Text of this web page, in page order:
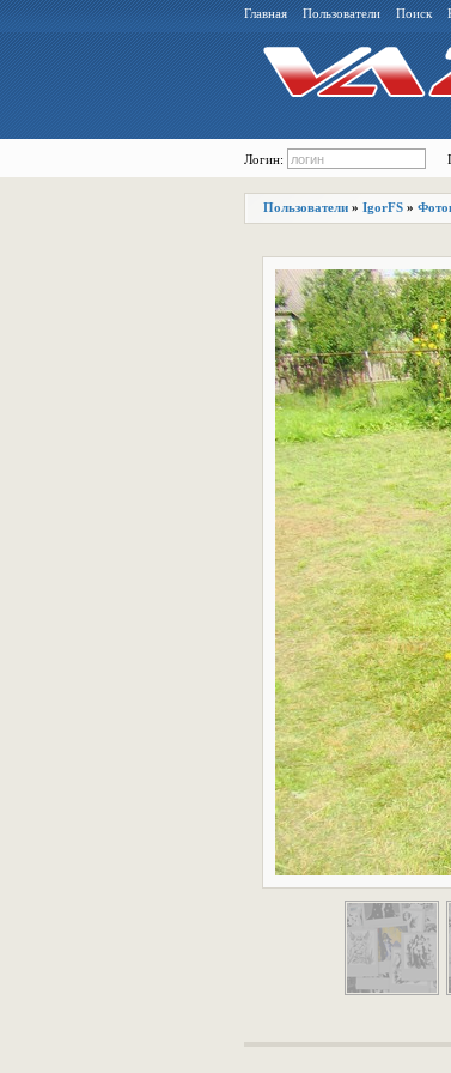
Главная Пользователи Поиск
Логин:
Пользователи » IgorFS »